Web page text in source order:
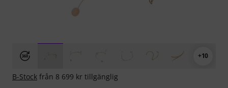
+10
B-Stock från 8 699 kr tillgänglig